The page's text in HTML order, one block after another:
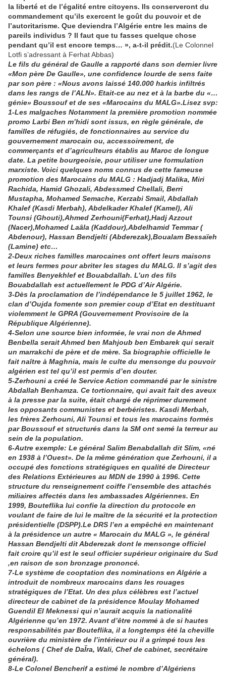
la liberté et de l’égalité entre citoyens. Ils conserveront du
commandement qu’ils exercent le goût du pouvoir et de
l’autoritarisme. Que deviendra l’Algérie entre les mains de
pareils individus ? Il faut que tu fasses quelque chose
pendant qu’il est encore temps… », a-t-il prédit.(Le Colonnel
Lotfi s’adressant à Ferhat Abbas)
Le fils du général de Gaulle a rapporté dans son dernier livre
«Mon père De Gaulle», une confidence lourde de sens faite
par son père : «Nous avons laissé 140.000 harkis infiltrés
dans les rangs de l’ALN». Etait-ce au nez et à la barbe du «…
génie» Boussouf et de ses «Marocains du MALG».Lisez svp:
1-Les malgaches Notamment la première promotion nommée
promo Larbi Ben m’hidi sont issus, en règle générale, de
familles de réfugiés, de fonctionnaires au service du
gouvernement marocain ou, accessoirement, de
commerçants et d’agriculteurs établis au Maroc de longue
date. La petite bourgeoisie, pour utiliser une formulation
marxiste. Voici quelques noms connus de cette fameuse
promotion des Marocains du MALG : Hadjadj Malika, Miri
Rachida, Hamid Ghozali, Abdessmed Chellali, Berri
Mustapha, Mohamed Semache, Kerzabi Smail, Abdallah
Khalef (Kasdi Merbah), Abdelkader Khalef (Kamel), Ali
Tounsi (Ghouti),Ahmed Zerhouni(Ferhat),Hadj Azzout
(Nacer),Mohamed Laâla (Kaddour),Abdelhamid Temmar (
Abdenour), Hassan Bendjelti (Abderezak),Boualam Bessaïeh
(Lamine) etc…
2-Deux riches familles marocaines ont offert leurs maisons
et leurs fermes pour abriter les stages du MALG. Il s’agit des
familles Benyekhlef et Bouabdallah. L’un des fils
Bouabdallah est actuellement le PDG d’Air Algérie.
3-Dès la proclamation de l’indépendance le 5 juillet 1962, le
clan d’Oujda fomente son premier coup d’Etat en destituant
violemment le GPRA (Gouvernement Provisoire de la
République Algérienne).
4-Selon une source bien informée, le vrai non de Ahmed
Benbella serait Ahmed ben Mahjoub ben Embarek qui serait
un marrakchi de père et de mère. Sa biographie officielle le
fait naître à Maghnia, mais le culte du mensonge du pouvoir
algérien est tel qu’il est permis d’en douter.
5-Zerhouni a créé le Service Action commandé par le sinistre
Abdallah Benhamza. Ce tortionnaire, qui avait fait des aveux
à la presse par la suite, était chargé de réprimer durement
les opposants communistes et berbéristes. Kasdi Merbah,
les frères Zerhouni, Ali Tounsi et tous les marocains formés
par Boussouf et structurés dans la SM ont semé la terreur au
sein de la population.
6-Autre exemple: Le général Salim Benabdallah dit Slim, «né
en 1938 à l’Ouest». De la même génération que Zerhouni, il a
occupé des fonctions stratégiques en qualité de Directeur
des Relations Extérieures au MDN de 1990 à 1996. Cette
structure du renseignement coiffe l’ensemble des attachés
miliaires affectés dans les ambassades Algériennes. En
1999, Bouteflika lui confie la direction du protocole en
voulant de faire de lui le maître de la sécurité et la protection
présidentielle (DSPP).Le DRS l’en a empêché en maintenant
à la présidence un autre « Marocain du MALG », le général
Hassan Bendjelti dit Abderezak dont le mensonge officiel
fait croire qu’il est le seul officier supérieur originaire du Sud
,en raison de son bronzage prononcé.
7-Le système de cooptation des nominations en Algérie a
introduit de nombreux marocains dans les rouages
stratégiques de l’Etat. Un des plus célèbres est l’actuel
directeur de cabinet de la présidence Moulay Mohamed
Guendil El Meknessi qui n’aurait acquis la nationalité
Algérienne qu’en 1972. Avant d’être nommé à de si hautes
responsabilités par Bouteflika, il a longtemps été la cheville
ouvrière du ministère de l’intérieur ou il a grimpé tous les
échelons ( Chef de DaÏra, Wali, Chef de cabinet, secrétaire
général).
8-Le Colonel Bencherif a estimé le nombre d’Algériens